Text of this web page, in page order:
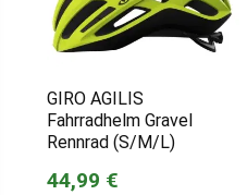
GIRO AGILIS
Fahrradhelm Gravel
Rennrad (S/M/L)
44,99 €